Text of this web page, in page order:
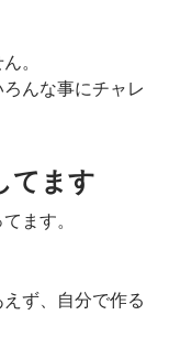
。
んな事にチャレ
てます
ます。
ず、自分で作る